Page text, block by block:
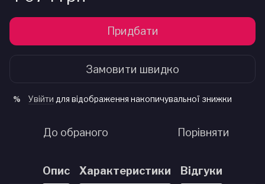
Придбати
Замовити швидко
% Увійти для відображення накопичувальної знижки
До обраного Порівняти
Опис Характеристики Відгуки